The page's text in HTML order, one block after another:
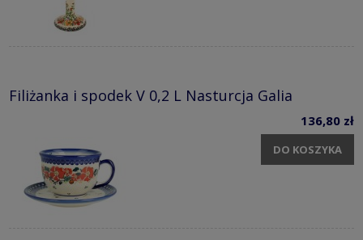
Filiżanka i spodek V 0,2 L Nasturcja Galia
136,80 zł
DO KOSZYKA